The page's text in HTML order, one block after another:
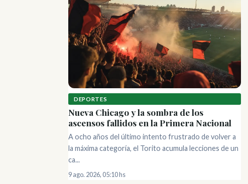
DEPORTES
Nueva Chicago y la sombra de los
ascensos fallidos en la Primera Nacional
A ocho años del último intento frustrado de volver a
la máxima categoría, el Torito acumula lecciones de un
ca...
9 ago. 2026, 05:10 hs